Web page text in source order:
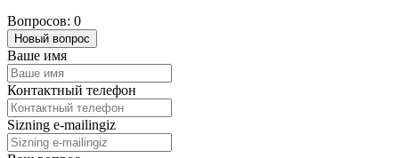
Вопросов: 0
Новый вопрос
Ваше имя
Контактный телефон
Sizning e-mailingiz